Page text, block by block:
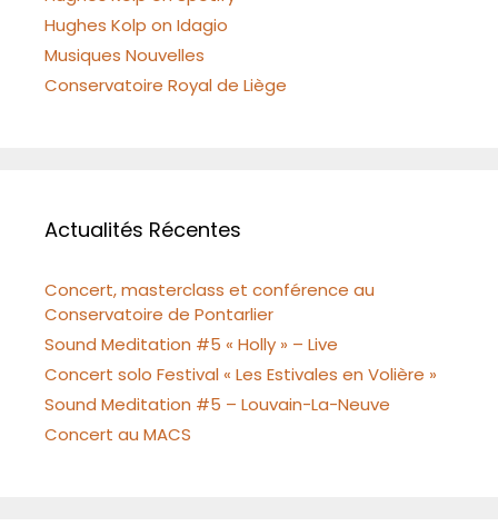
Hughes Kolp on Idagio
Musiques Nouvelles
Conservatoire Royal de Liège
Actualités Récentes
Concert, masterclass et conférence au
Conservatoire de Pontarlier
Sound Meditation #5 « Holly » – Live
Concert solo Festival « Les Estivales en Volière »
Sound Meditation #5 – Louvain-La-Neuve
Concert au MACS